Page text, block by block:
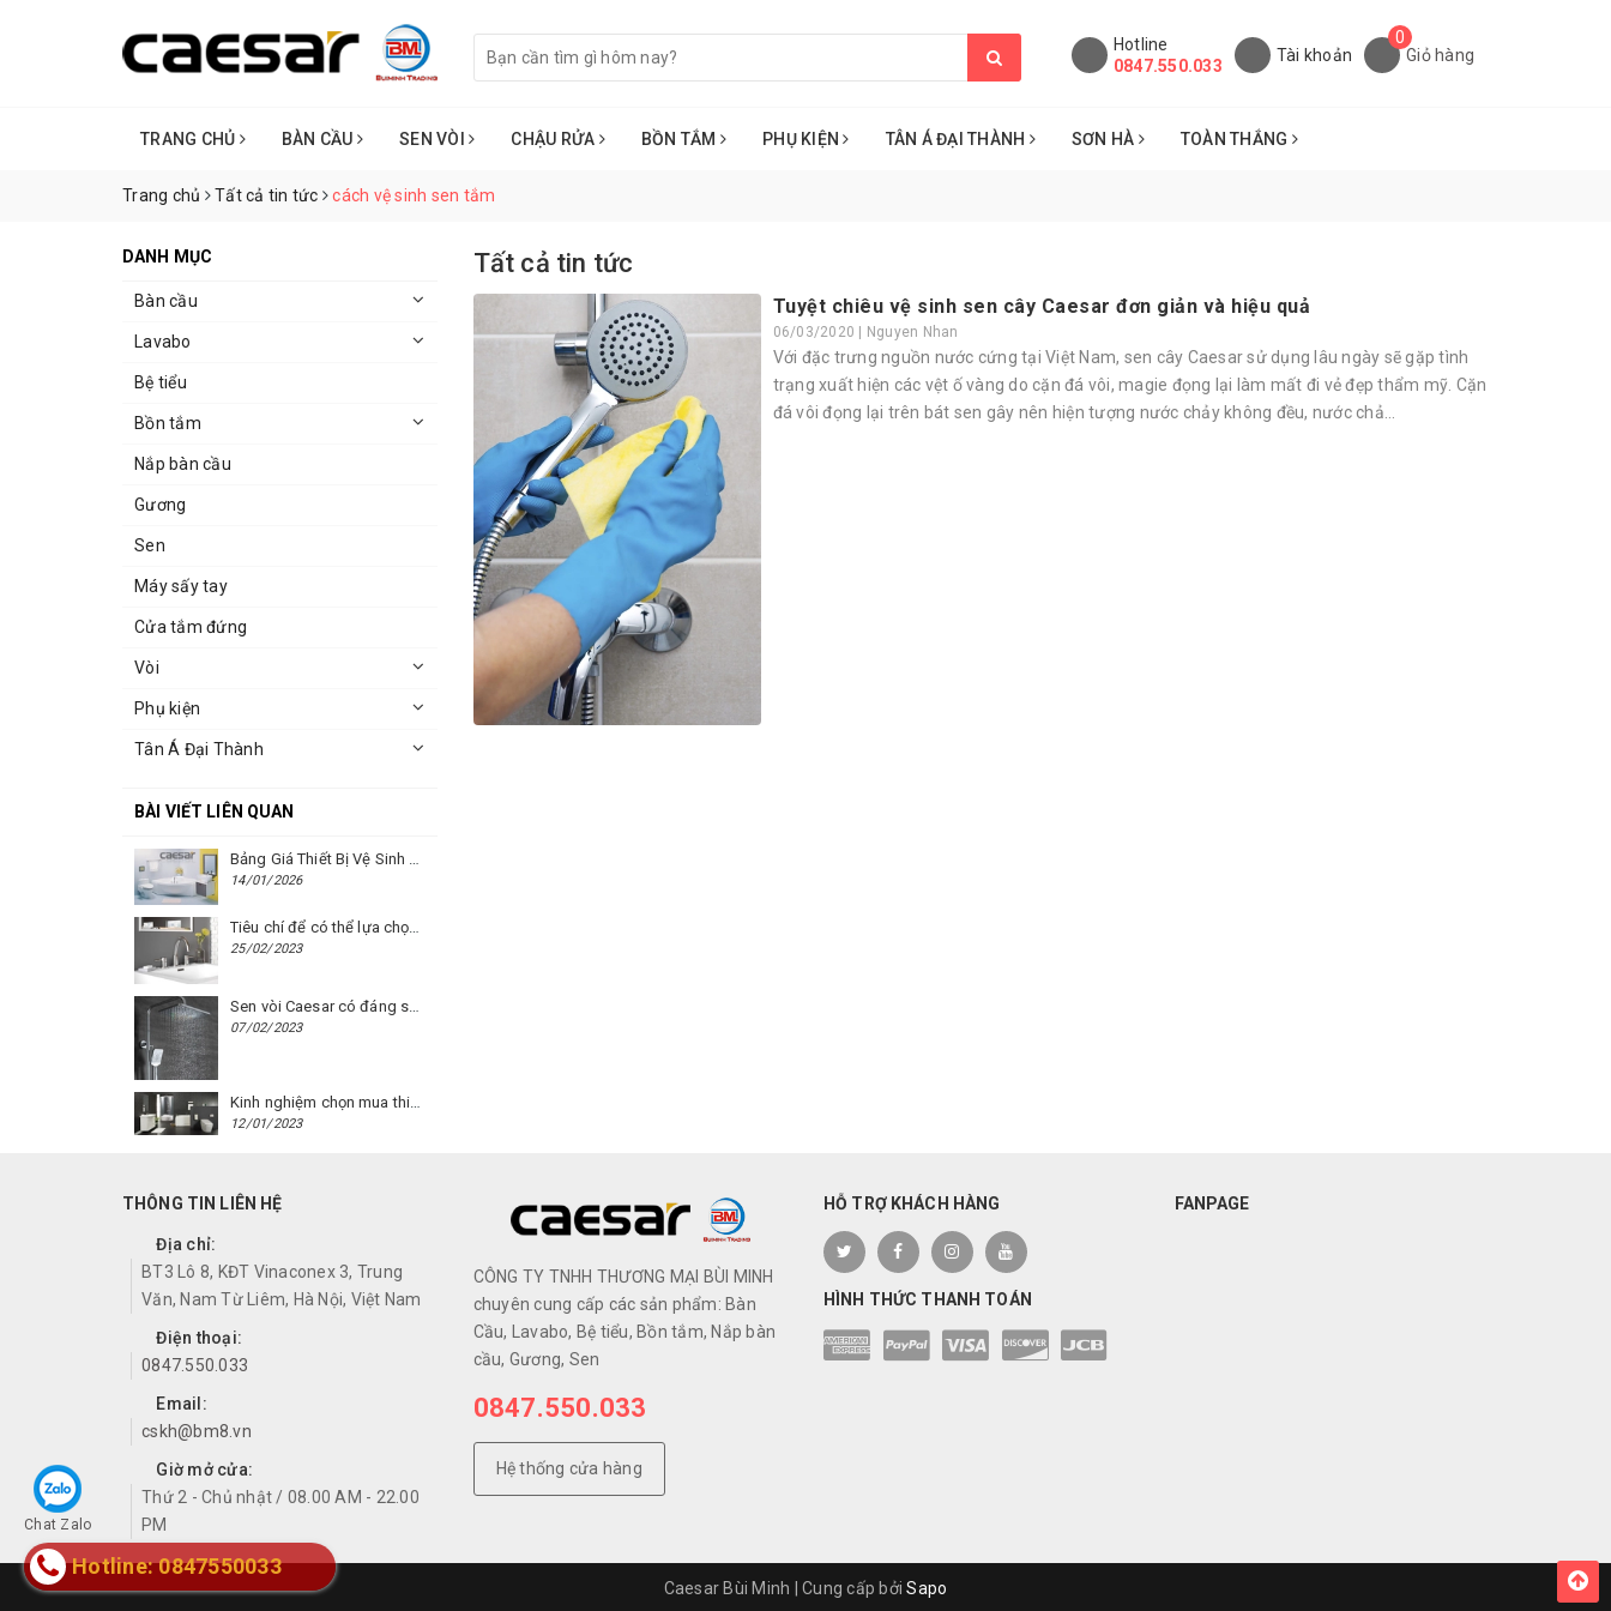
Hotline
0847.550.033
Tài khoản
0
Giỏ hàng
TRANG CHỦ BÀN CẦU SEN VÒI CHẬU RỬA BỒN TẮM PHỤ KIỆN TÂN Á ĐẠI THÀNH SƠN HÀ TOÀN THẮNG
Trang chủ Tất cả tin tức cách vệ sinh sen tắm
Tất cả tin tức
Tuyệt chiêu vệ sinh sen cây Caesar đơn giản và hiệu quả
06/03/2020 | Nguyen Nhan
Với đặc trưng nguồn nước cứng tại Việt Nam, sen cây Caesar sử dụng lâu ngày sẽ gặp tình
trạng xuất hiện các vệt ố vàng do cặn đá vôi, magie đọng lại làm mất đi vẻ đẹp thẩm mỹ. Cặn
đá vôi đọng lại trên bát sen gây nên hiện tượng nước chảy không đều, nước chả...
DANH MỤC
Bàn cầu
Lavabo
Bệ tiểu
Bồn tắm
Nắp bàn cầu
Gương
Sen
Máy sấy tay
Cửa tắm đứng
Vòi
Phụ kiện
Tân Á Đại Thành
BÀI VIẾT LIÊN QUAN
Bảng Giá Thiết Bị Vệ Sinh Caesar Mới Nhất Năm 2026 | Cập Nhật Liên Tục Tại BM8.VN
14/01/2026
Tiêu chí để có thể lựa chọn được một chiếc vòi chậu rửa mặt Caesar phù hợp
25/02/2023
Sen vòi Caesar có đáng sử dụng hay không?
07/02/2023
Kinh nghiệm chọn mua thiết bị vệ sinh Caesar cho phòng trọ
12/01/2023
THÔNG TIN LIÊN HỆ
Địa chỉ:
BT3 Lô 8, KĐT Vinaconex 3, Trung
Văn, Nam Từ Liêm, Hà Nội, Việt Nam
Điện thoại:
0847.550.033
Email:
cskh@bm8.vn
Giờ mở cửa:
Thứ 2 - Chủ nhật / 08.00 AM - 22.00
PM
CÔNG TY TNHH THƯƠNG MẠI BÙI MINH
chuyên cung cấp các sản phẩm: Bàn
Cầu, Lavabo, Bệ tiểu, Bồn tắm, Nắp bàn
cầu, Gương, Sen
0847.550.033
Hệ thống cửa hàng
HỖ TRỢ KHÁCH HÀNG
HÌNH THỨC THANH TOÁN
FANPAGE
Caesar Bùi Minh Cung cấp bởiSapo
Hotline: 0847550033
Chat Zalo